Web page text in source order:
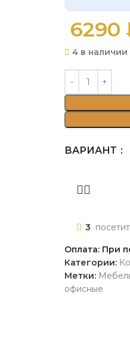
6290
4 в наличии
ВАРИАНТ
3
Оплата: При
Категории:
Метки:
офисные